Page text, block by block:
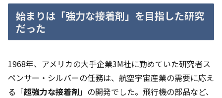
始まりは「強力な接着剤」を目指した研究
だった
1968年、アメリカの大手企業3M社に勤めていた研究者ス
ペンサー・シルバーの任務は、航空宇宙産業の需要に応え
る「超強力な接着剤 」の開発でした。飛行機の部品など、